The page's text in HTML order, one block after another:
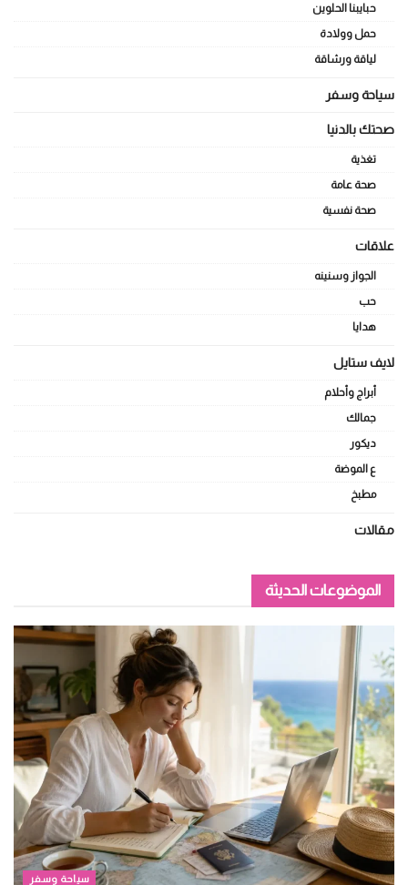
حبايبنا الحلوين
حمل وولادة
لياقة ورشاقة
سياحة وسفر
صحتك بالدنيا
تغذية
صحة عامة
صحة نفسية
علاقات
الجواز وسنينه
حب
هدايا
لايف ستايل
أبراج وأحلام
جمالك
ديكور
ع الموضة
مطبخ
مقالات
الموضوعات الحديثة
سياحة وسفر